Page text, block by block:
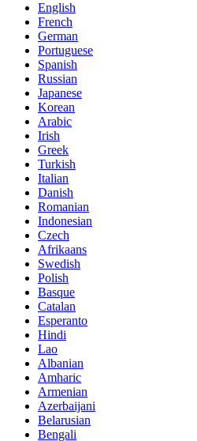
English
French
German
Portuguese
Spanish
Russian
Japanese
Korean
Arabic
Irish
Greek
Turkish
Italian
Danish
Romanian
Indonesian
Czech
Afrikaans
Swedish
Polish
Basque
Catalan
Esperanto
Hindi
Lao
Albanian
Amharic
Armenian
Azerbaijani
Belarusian
Bengali